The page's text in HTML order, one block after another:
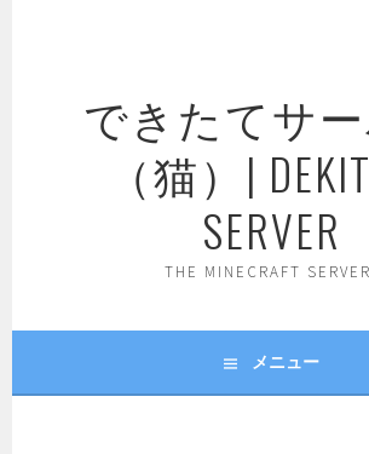
できたてサ
（猫）|
SERVER
THE MINECRAFT
メニュー